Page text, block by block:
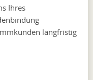
Ihres
langfristig